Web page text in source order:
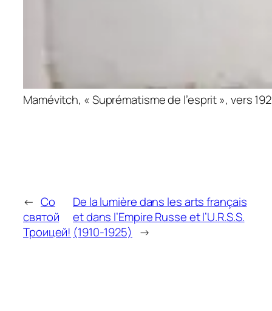
Mamévitch, « Suprématisme de l’esprit », vers
← Со
святой
Троицей!
De la lumière dans les arts français
et dans l’Empire Russe et l’U.R.S.S.
(1910-1925) →